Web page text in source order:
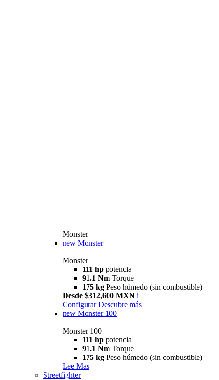
Monster
new Monster
Monster
111 hp potencia
91.1 Nm Torque
175 kg Peso húmedo (sin combustible)
Desde $312,600 MXN i
Configurar Descubre más
new Monster 100
Monster 100
111 hp potencia
91.1 Nm Torque
175 kg Peso húmedo (sin combustible)
Lee Mas
Streetfighter